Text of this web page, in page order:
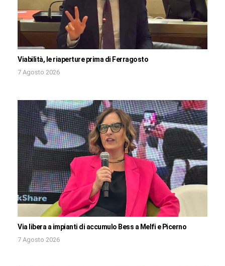
Viabilità, le riaperture prima di Ferragosto
7 Agosto 2026
Via libera a impianti di accumulo Bess a Melfi e Picerno
7 Agosto 2026